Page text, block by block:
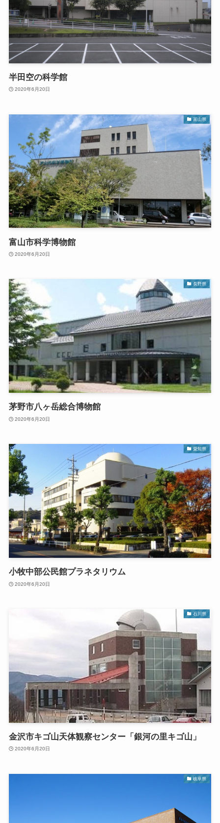
半田空の科学館
2020年6月20日
富山県
富山市科学博物館
2020年6月20日
長野県
茅野市八ヶ岳総合博物館
2020年6月20日
愛知県
小牧中部公民館プラネタリウム
2020年6月20日
石川県
金沢市キゴ山天体観察センター「銀河の里キゴ山」
2020年6月20日
岐阜県